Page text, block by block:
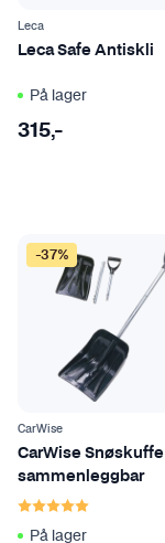
Leca
Leca Safe Antiskli
På lager
315,-
o
d
t
v
a
r
i
a
-37%
CarWise
CarWise Snøskuffe
sammenleggbar
Karakter:
På lager